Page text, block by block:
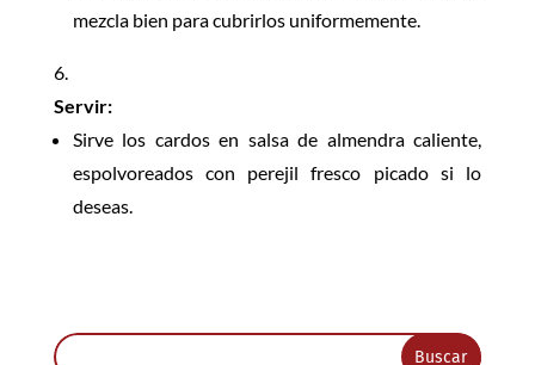
mezcla bien para cubrirlos uniformemente.
Servir:
Sirve los cardos en salsa de almendra caliente,
espolvoreados con perejil fresco picado si lo
deseas.